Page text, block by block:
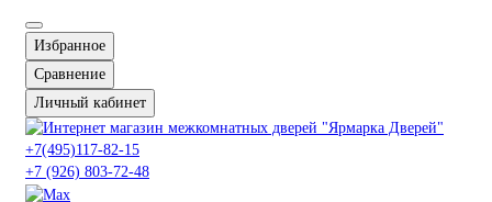
Избранное
Сравнение
Личный кабинет
+7(495)117-82-15
+7 (926) 803-72-48